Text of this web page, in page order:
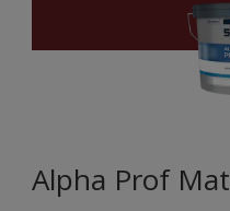
Alpha Prof Mat